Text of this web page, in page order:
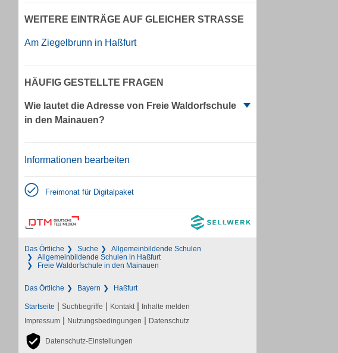
WEITERE EINTRÄGE AUF GLEICHER STRASSE
Am Ziegelbrunn in Haßfurt
HÄUFIG GESTELLTE FRAGEN
Wie lautet die Adresse von Freie Waldorfschule
in den Mainauen?
Informationen bearbeiten
Freimonat für Digitalpaket
Das Örtliche Suche
Allgemeinbildende Schulen
Allgemeinbildende Schulen in Haßfurt
Freie Waldorfschule in den Mainauen
Das Örtliche Bayern Haßfurt
Startseite | Suchbegriffe | Kontakt | Inhalte melden
Impressum | Nutzungsbedingungen | Datenschutz
Datenschutz-Einstellungen